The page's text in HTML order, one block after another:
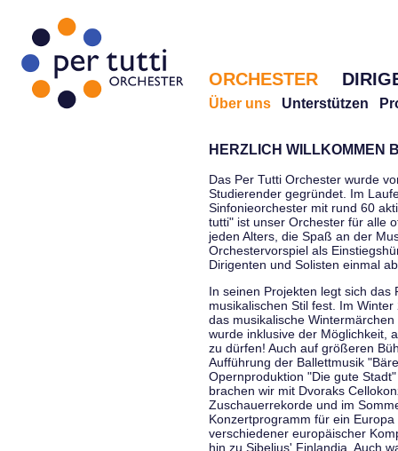
ORCHESTER
Über uns Unterstützen
HERZLICH WILLKOMMEN
Das Per Tutti Orchester wurde
Studierender gegründet. Im
Sinfonieorchester mit rund 60
tutti" ist unser Orchester für alle
jeden Alters, die Spaß an der
Orchestervorspiel als
Dirigenten und Solisten einmal
In seinen Projekten legt sich das
musikalischen Stil fest. Im
das musikalische
wurde inklusive der Möglichkeit,
zu dürfen! Auch auf größeren
Aufführung der Ballettmusik
Opernproduktion "Die gute
brachen wir mit Dvoraks
Zuschauerrekorde und im
Konzertprogramm für ein
verschiedener europäischer
hin zu Sibelius' Finlandia. Auch